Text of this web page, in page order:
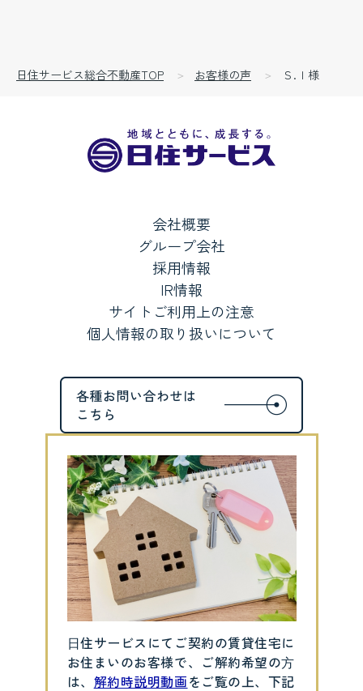
日住サービス総合不動産TOP お客様の声 Ｓ.Ｉ様
会社概要
グループ会社
採用情報
IR情報
サイトご利用上の注意
個人情報の取り扱いについて
⽇住サービスにてご契約の賃貸住宅に
お住まいのお客様で、ご解約希望の⽅
は、 解約時説明動画をご覧の上、下記